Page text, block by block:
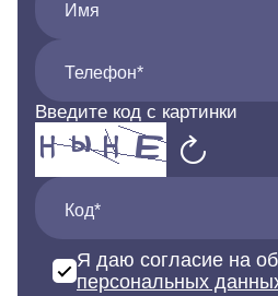
Имя
Телефон*
Введите код с картинки
Код*
Я даю согласие на
персональных